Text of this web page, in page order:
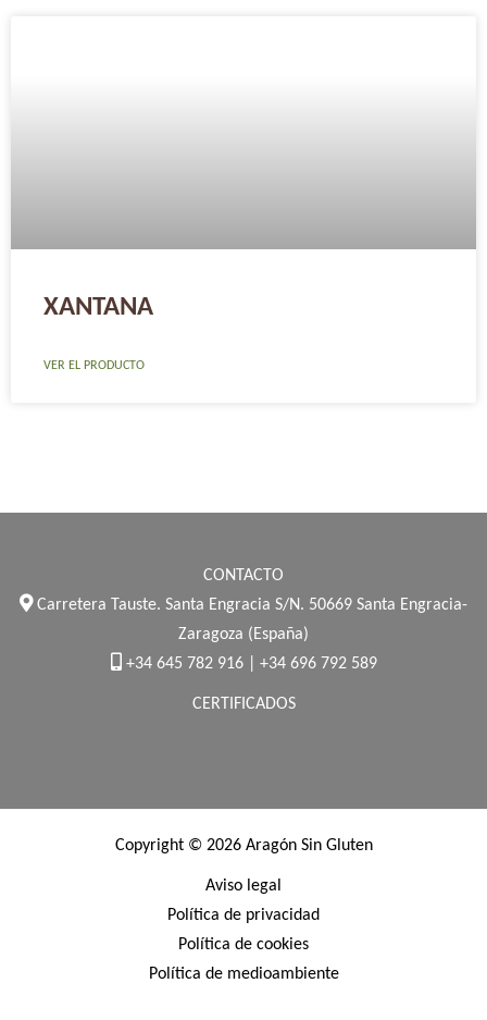
XANTANA
VER EL PRODUCTO
CONTACTO
Carretera Tauste. Santa Engracia S/N. 50669 Santa Engracia-
Zaragoza (España)
+34 645 782 916 | +34 696 792 589
CERTIFICADOS
Copyright © 2026 Aragón Sin Gluten
Aviso legal
Política de privacidad
Política de cookies
Política de medioambiente